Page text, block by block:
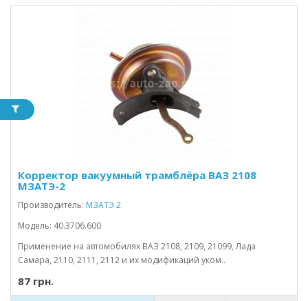
Корректор вакуумный трамблёра ВАЗ 2108
МЗАТЭ-2
Производитель: МЗАТЭ 2
Модель: 40.3706.600
Применение на автомобилях ВАЗ 2108, 2109, 21099, Лада
Самара, 2110, 2111, 2112 и их модификаций уком..
87 грн.